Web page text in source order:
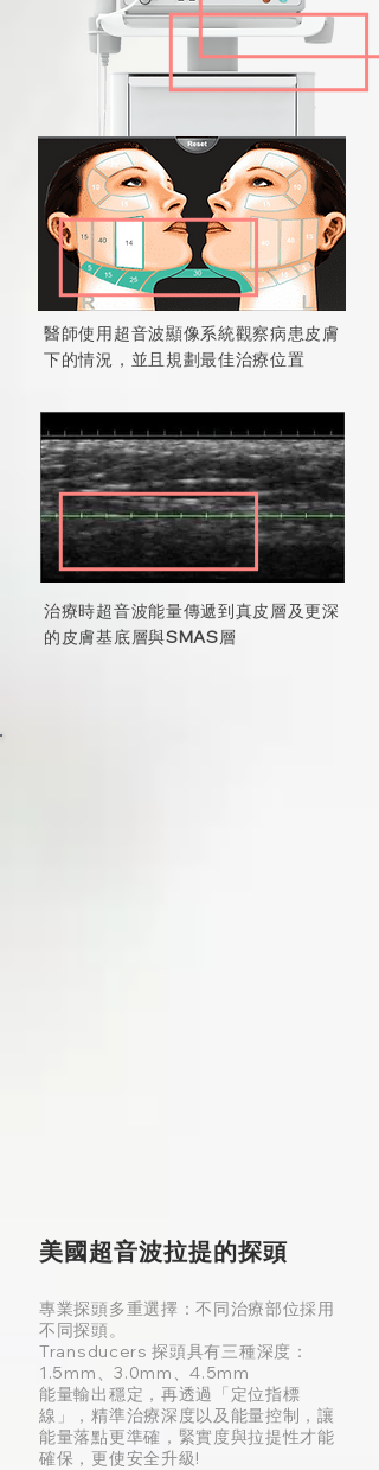
醫師使用超音波顯像系統觀察病患皮膚
下的情況，並且規劃最佳治療位置
治療時超音波能量傳遞到真皮層及更深
的皮膚基底層與SMAS層
美國超音波拉提的探頭
專業探頭多重選擇：不同治療部位採用
不同探頭。
Transducers 探頭具有三種深度：
1.5mm、3.0mm、4.5mm
能量輸出穩定，再透過「定位指標
線」，精準治療深度以及能量控制，讓
能量落點更準確，緊實度與拉提性才能
確保，更使安全升級!